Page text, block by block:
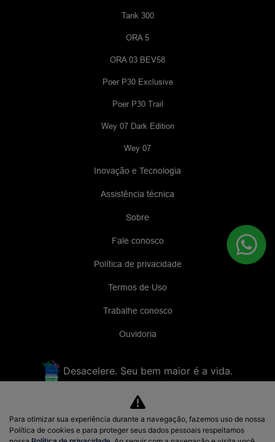
Tank 300
ORA 5
ORA 03 BEV58
Poer P30 Exclusive
Poer P30 Trail
Wey 07 Dark Edition
Wey 07
Inovação e Tecnologia
Assistência técnica
Sobre
Fale conosco
Política de privacidade
Termos de Uso
Trabalhe conosco
Ouvidoria
Desacelere. Seu bem maior é a vida.
E-BRUN MOTORS LTDA
48.938.207/0001-38
Para otimizar sua experiência durante a navegação, fazemos uso de nossa
Política de cookies e para proteger seus dados pessoais respeitamos